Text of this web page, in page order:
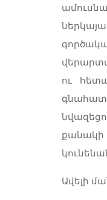
ու
քանակի
Ավելի